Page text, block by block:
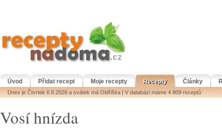
Úvod Přidat recept Moje recepty Recepty Články
Dnes je Čtvrtek 6.8.2026 a svátek má Oldřiška | V databázi máme 4 809 receptů
Vosí hnízda